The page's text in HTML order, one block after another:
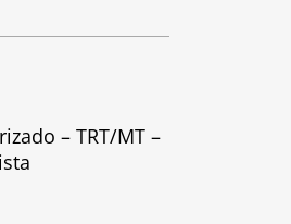
– TRT/MT –